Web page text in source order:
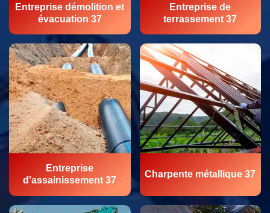
Entreprise démolition et
évacuation 37
Entreprise de
terrassement 37
Entreprise
d'assainissement 37
Charpente métallique 37